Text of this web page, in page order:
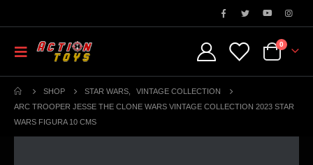
0
SHOP STAR WARS
VINTAGE COLLECTION
ARC TROOPER JESSE THE CLONE WARS VINTAGE COLLECTION 2023 STAR
WARS FIGURA 10 CMS